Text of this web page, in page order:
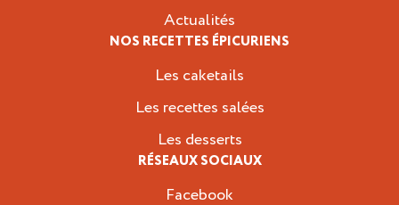
Actualités
NOS RECETTES ÉPICURIENS
Les caketails
Les recettes salées
Les desserts
RÉSEAUX SOCIAUX
Facebook